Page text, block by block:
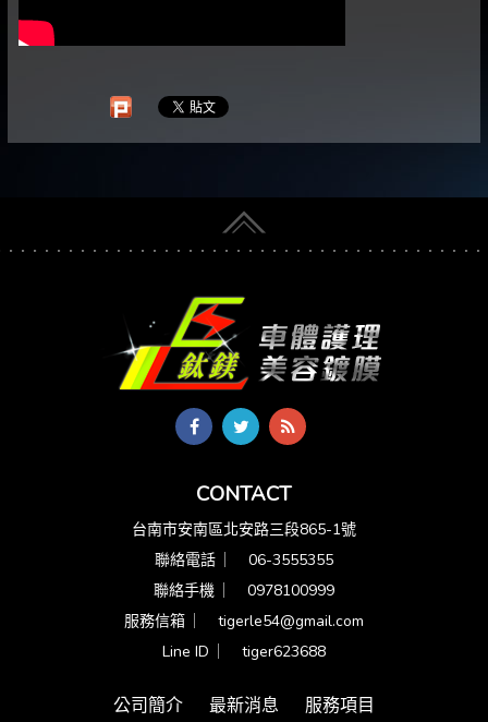
CONTACT
台南市安南區北安路三段865-1號
聯絡電話 ︳ 06-3555355
聯絡手機 ︳ 0978100999
服務信箱 ︳ tigerle54@gmail.com
Line ID ︳ tiger623688
公司簡介 最新消息 服務項目